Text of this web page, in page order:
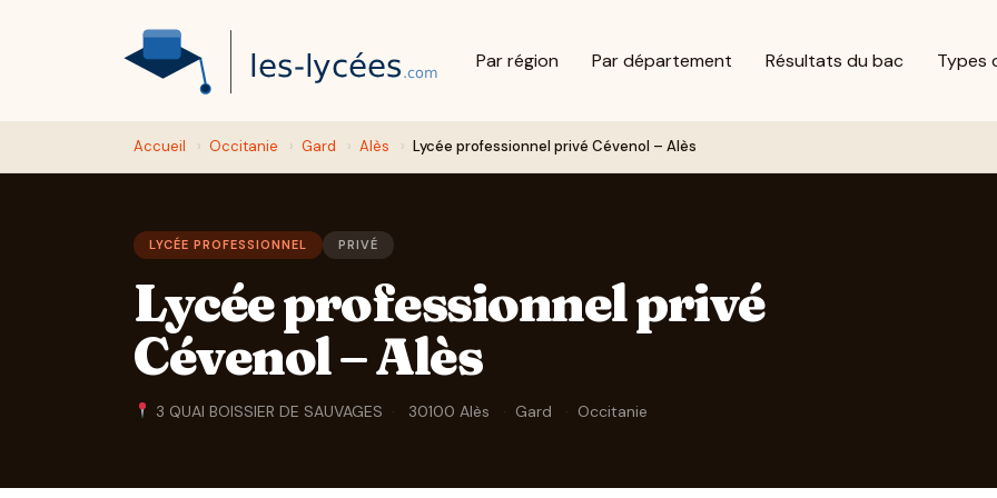
Par région Par département Résultats du bac Types
Accueil › Occitanie › Gard › Alès › Lycée professionnel privé Cévenol – Alès
LYCÉE PROFESSIONNEL PRIVÉ
Lycée professionnel privé
Cévenol – Alès
3 QUAI BOISSIER DE SAUVAGES · 30100 Alès · Gard · Occitanie